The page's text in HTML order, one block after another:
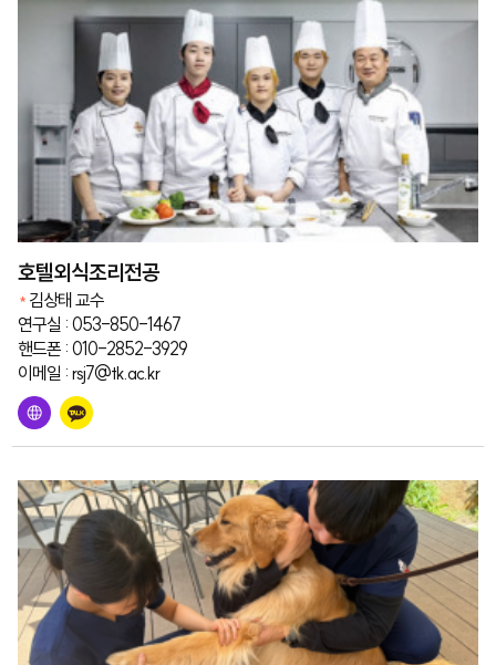
호텔외식조리전공
김상태 교수
연구실 : 053-850-1467
핸드폰 : 010-2852-3929
이메일 : rsj7@tk.ac.kr